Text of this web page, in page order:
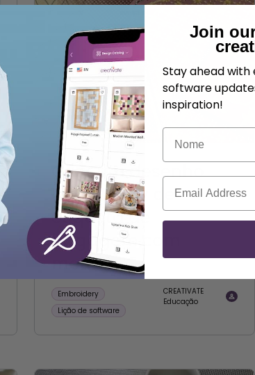
Criar um desenho
Embroidery de
etiqueta de
bagagem com
motivo
Embroidery
Lição de software
CREATIVATE
Educação
Join
Stay ahead with
software
inspiration!
Nome
Correio eletrónico